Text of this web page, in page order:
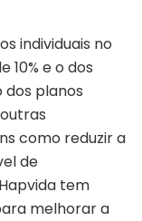
individuais no
10% e o dos
dos planos
como reduzir a
de
tem
melhorar a